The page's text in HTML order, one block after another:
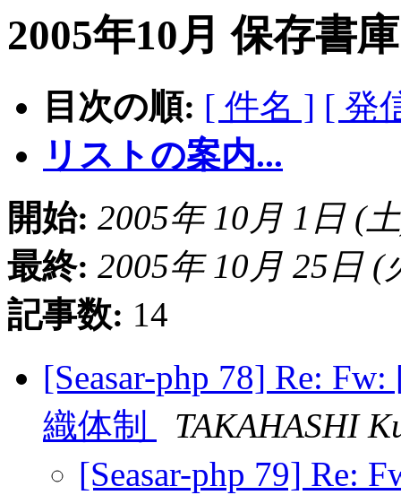
2005年10月 保存書
目次の順: [ 件名 ] [ 発
リストの案内...
開始: 2005年 10月 1日 (
最終: 2005年 10月 25日 (
記事数: 14
[Seasar-php 78] Re:
織体制
TAKAHASHI
[Seasar-php 79] Re: